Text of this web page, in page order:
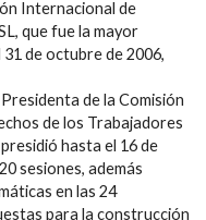
Internacional de
que fue la mayor
de octubre de 2006,
de la Comisión
de los Trabajadores
hasta el 16 de
sesiones, además
en las 24
para la construcción